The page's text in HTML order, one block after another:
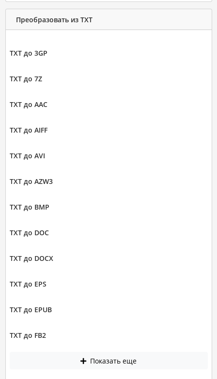
Преобразовать из TXT
TXT до 3GP
TXT до 7Z
TXT до AAC
TXT до AIFF
TXT до AVI
TXT до AZW3
TXT до BMP
TXT до DOC
TXT до DOCX
TXT до EPS
TXT до EPUB
TXT до FB2
Показать еще